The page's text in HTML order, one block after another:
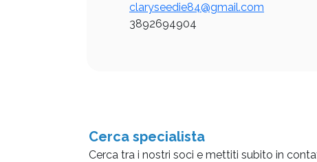
claryseedie84@gmail.com
3892694904
Cerca specialista
Cerca tra i nostri soci e mettiti subito in